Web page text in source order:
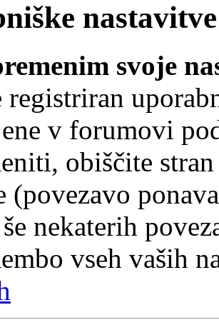
nastavitve
svoje
registriran
v forumovi
obiščite
(povezavo
nekaterih
vseh vaših